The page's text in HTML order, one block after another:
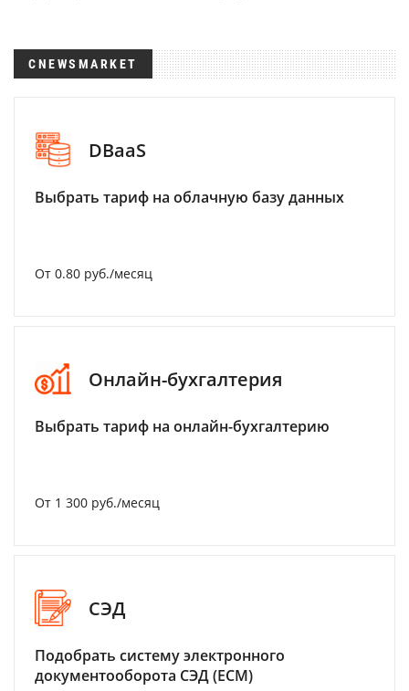
CNEWSMARKET
DBaaS
Выбрать тариф на облачную базу данных
От 0.80 руб./месяц
Онлайн-бухгалтерия
Выбрать тариф на онлайн-бухгалтерию
От 1 300 руб./месяц
СЭД
Подобрать систему электронного
документооборота СЭД (ECM)